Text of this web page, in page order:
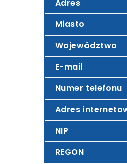
Adres
Miasto
Województwo
E-mail
Numer telefonu
Adres
NIP
REGON